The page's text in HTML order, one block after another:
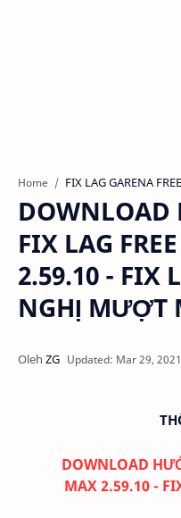
Home FIX LAG GARENA
FIX LAG
2.59.10 - FIX
NGHỊ MƯỢT
DOWNLOAD
MAX 2.59.10 -